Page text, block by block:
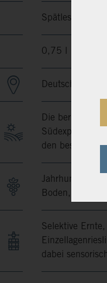
Spätlese
0,75 l
Deutschland,
Die berühmte
Südexposition
den besten
Jahrhunderte
Boden, Wetter,
Selektive
dabei